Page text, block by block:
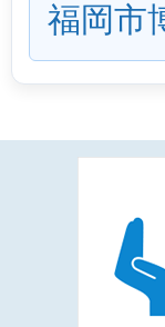
福岡市